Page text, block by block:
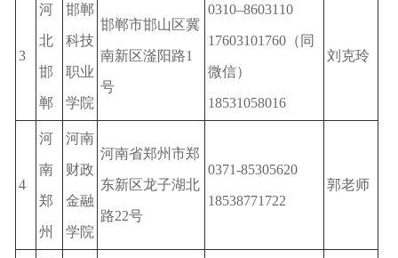
3
河
北
邯
郸
邯郸
科技
职业
学院
邯郸市邯山区冀
南新区滏阳路1
号
0310–8603110
17603101760（同
微信）
18531058016
刘克玲
4
河
南
郑
州
河南
财政
金融
学院
河南省郑州市郑
东新区龙子湖北
路22号
0371-85305620
18538771722
郭老师